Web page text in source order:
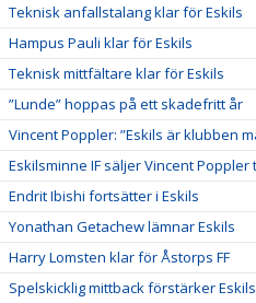
Teknisk anfallstalang klar för Eskils
Hampus Pauli klar för Eskils
Teknisk mittfältare klar för Eskils
”Lunde” hoppas på ett skadefritt år
Vincent Poppler: ”Eskils är klubben
Eskilsminne IF säljer Vincent Poppler
Endrit Ibishi fortsätter i Eskils
Yonathan Getachew lämnar Eskils
Harry Lomsten klar för Åstorps FF
Spelskicklig mittback förstärker Eskils